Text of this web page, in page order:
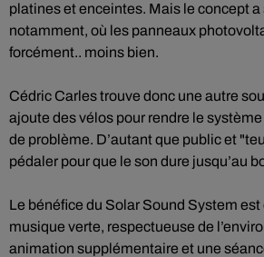
platines et enceintes. Mais le concept
notamment, où les panneaux
forcément.. moins bien.
Cédric Carles trouve donc une autre
ajoute des vélos pour rendre le
de problème. D’autant que public et
pédaler pour que le son dure jusqu’au
Le bénéfice du Solar Sound System est
musique verte, respectueuse de
animation supplémentaire et une